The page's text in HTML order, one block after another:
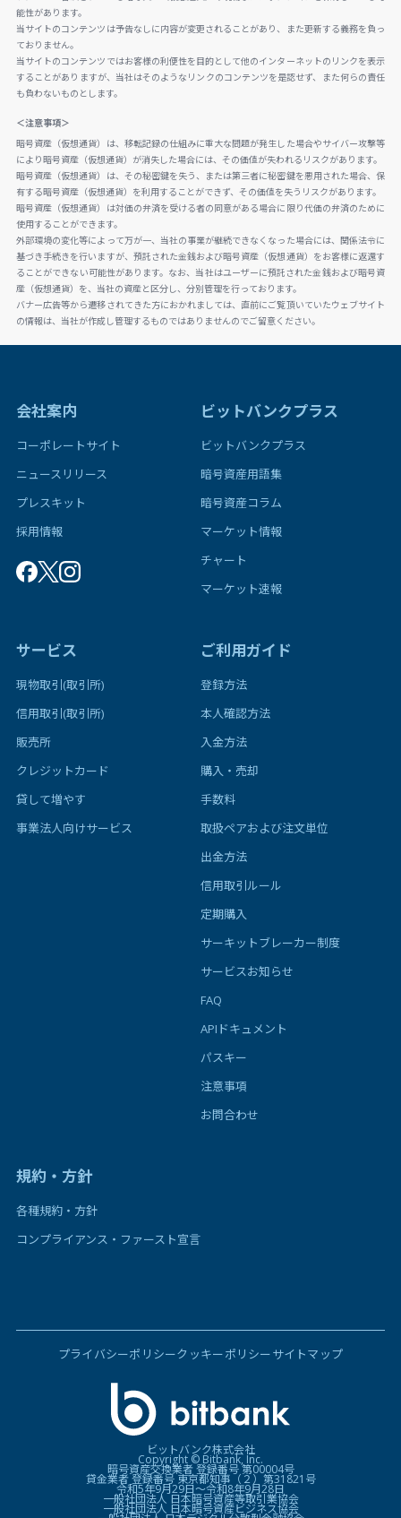
能性があります。
当サイトのコンテンツは予告なしに内容が変更されることがあり、また更新する義務を負っ
ておりません。
当サイトのコンテンツではお客様の利便性を目的として他のインターネットのリンクを表示
することがありますが、当社はそのようなリンクのコンテンツを是認せず、また何らの責任
も負わないものとします。
＜注意事項＞
暗号資産（仮想通貨）は、移転記録の仕組みに重大な問題が発生した場合やサイバー攻撃等
により暗号資産（仮想通貨）が消失した場合には、その価値が失われるリスクがあります。
暗号資産（仮想通貨）は、その秘密鍵を失う、または第三者に秘密鍵を悪用された場合、保
有する暗号資産（仮想通貨）を利用することができず、その価値を失うリスクがあります。
暗号資産（仮想通貨）は対価の弁済を受ける者の同意がある場合に限り代価の弁済のために
使用することができます。
外部環境の変化等によって万が一、当社の事業が継続できなくなった場合には、関係法令に
基づき手続きを行いますが、預託された金銭および暗号資産（仮想通貨）をお客様に返還す
ることができない可能性があります。なお、当社はユーザーに預託された金銭および暗号資
産（仮想通貨）を、当社の資産と区分し、分別管理を行っております。
バナー広告等から遷移されてきた方におかれましては、直前にご覧頂いていたウェブサイト
の情報は、当社が作成し管理するものではありませんのでご留意ください。
会社案内
コーポレートサイト
ニュースリリース
プレスキット
採用情報
ビットバンクプラス
ビットバンクプラス
暗号資産用語集
暗号資産コラム
マーケット情報
チャート
マーケット速報
サービス
現物取引(取引所)
信用取引(取引所)
販売所
クレジットカード
貸して増やす
事業法人向けサービス
ご利用ガイド
登録方法
本人確認方法
入金方法
購入・売却
手数料
取扱ペアおよび注文単位
出金方法
信用取引ルール
定期購入
サーキットブレーカー制度
サービスお知らせ
FAQ
APIドキュメント
パスキー
注意事項
お問合わせ
規約・方針
各種規約・方針
コンプライアンス・ファースト宣言
プライバシーポリシークッキーポリシーサイトマップ
ビットバンク株式会社
Copyright © Bitbank, Inc.
暗号資産交換業者 登録番号 第00004号
貸金業者 登録番号 東京都知事（２）第31821号
令和5年9月29日〜令和8年9月28日
一般社団法人 日本暗号資産等取引業協会
一般社団法人 日本暗号資産ビジネス協会